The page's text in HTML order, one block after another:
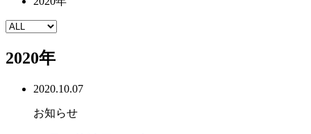
2020年
2020.10.07
お知らせ